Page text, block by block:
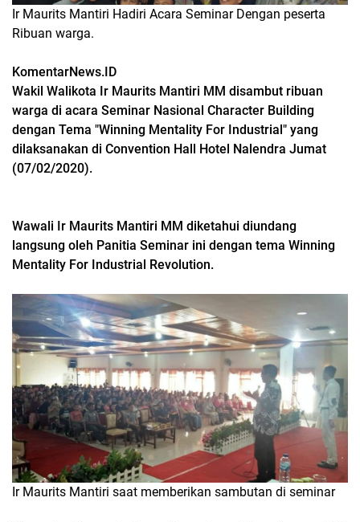
Ir Maurits Mantiri Hadiri Acara Seminar Dengan peserta
Ribuan warga.
KomentarNews.ID
Wakil Walikota Ir Maurits Mantiri MM disambut ribuan
warga di acara Seminar Nasional Character Building
dengan Tema "Winning Mentality For Industrial" yang
dilaksanakan di Convention Hall Hotel Nalendra Jumat
(07/02/2020).
Wawali Ir Maurits Mantiri MM diketahui diundang
langsung oleh Panitia Seminar ini dengan tema Winning
Mentality For Industrial Revolution.
Ir Maurits Mantiri saat memberikan sambutan di seminar